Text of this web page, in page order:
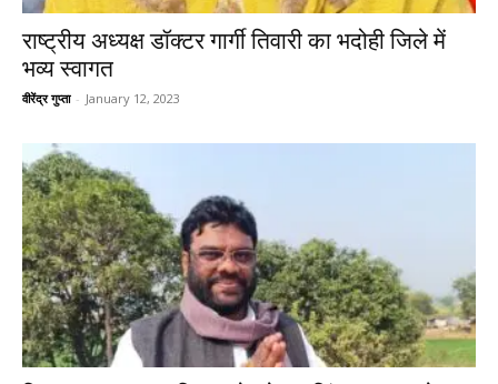
राष्ट्रीय अध्यक्ष डॉक्टर गार्गी तिवारी का भदोही जिले में
भव्य स्वागत
वीरेंद्र गुप्ता - January 12, 2023